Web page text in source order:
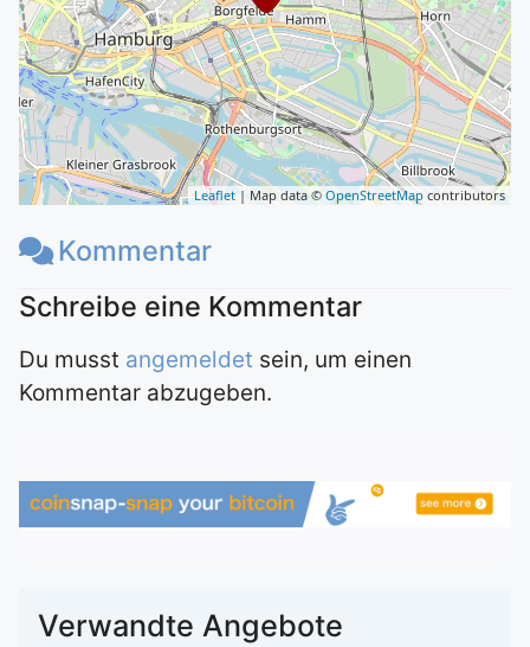
Leaflet | Map data © OpenStreetMap contributors
Kommentar
Du musst angemeldet sein, um einen
Kommentar abzugeben.
Verwandte Angebote